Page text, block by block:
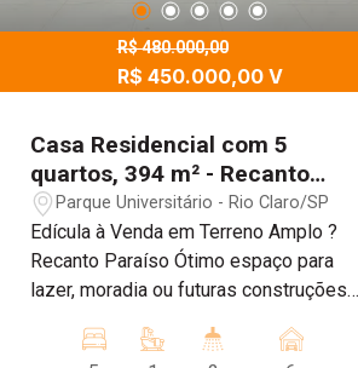
R$ 480.000,00
R$ 450.000,00 V
Casa Residencial com 5
quartos, 394 m² - Recanto
Paraíso, Rio Claro/SP
Parque Universitário - Rio Claro/SP
Edícula à Venda em Terreno Amplo ?
Recanto Paraíso Ótimo espaço para
lazer, moradia ou futuras construções
oportunidade no bairro Recanto Paraíso,